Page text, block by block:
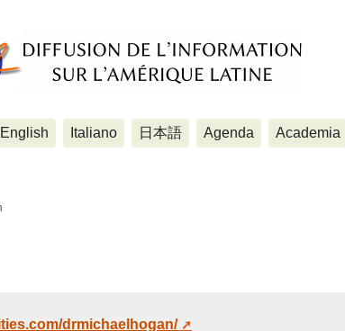
English Italiano 日本語 Agenda Academia
drmichaelhogan/